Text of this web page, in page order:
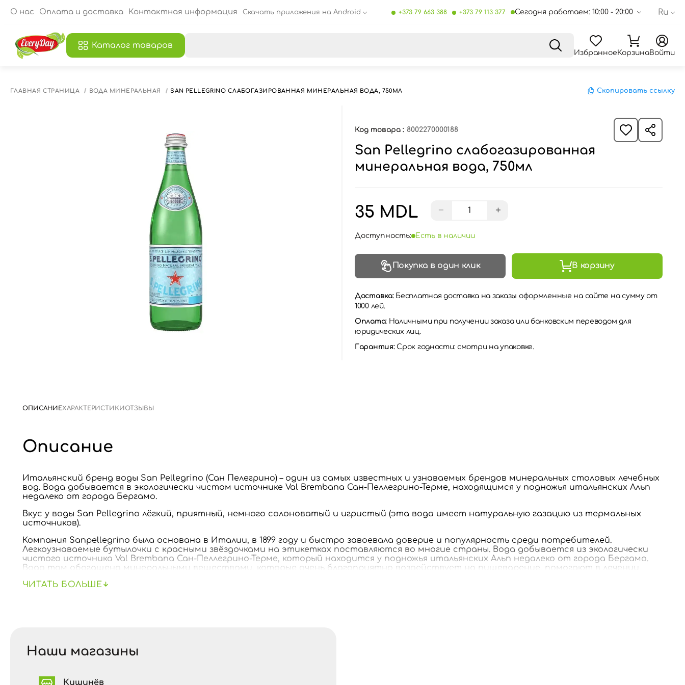
О нас Оплата и доставка Контактная информация Скачать приложения на Android +373 79 663 388 +373 79 113 377 Сегодня работаем: 10:00 - 20:00 Ru
Каталог товаров
ИзбранноеКорзинаВойти
ГЛАВНАЯ СТРАНИЦА ВОДА МИНЕРАЛЬНАЯ SAN PELLEGRINO СЛАБОГАЗИРОВАННАЯ МИНЕРАЛЬНАЯ ВОДА, 750МЛ Скопировать ссылку
Код товара : 8002270000188
San Pellegrino слабогазированная
минеральная вода, 750мл
35 MDL − +
Доступность: Есть в наличии
Покупка в один клик В корзину
Доставка: Бесплатная доставка на заказы оформленные на сайте на сумму от
1000 лей.
Оплата: Наличными при получении заказа или банковским переводом для
юридических лиц.
Гарантия:Срок годности: смотри на упаковке.
ОПИСАНИЕХАРАКТЕРИСТИКИОТЗЫВЫ
Описание
Итальянский бренд воды San Pellegrino (Сан Пелегрино) – один из самых известных и узнаваемых брендов минеральных столовых лечебных
вод. Вода добывается в экологически чистом источнике Val Brembana Сан-Пеллегрино-Терме, находящимся у подножья итальянских Альп
недалеко от города Бергамо.
Вкус у воды San Pellegrino лёгкий, приятный, немного солоноватый и игристый (эта вода имеет натуральную газацию из термальных
источников).
Компания Sanpellegrino была основана в Италии, в 1899 году и быстро завоевала доверие и популярность среди потребителей.
Легкоузнаваемые бутылочки с красными звёздочками на этикетках поставляются во многие страны. Вода добывается из экологически
чистого источника Val Brembana Сан-Пеллегрино-Терме, который находится у подножья итальянских Альп недалеко от города Бергамо.
Вода там обогащена минеральными веществами, которые очень благоприятно воздействует на пищеварение, помогают в лечении
ЧИТАТЬ БОЛЬШЕ
Наши магазины
Кишинёв